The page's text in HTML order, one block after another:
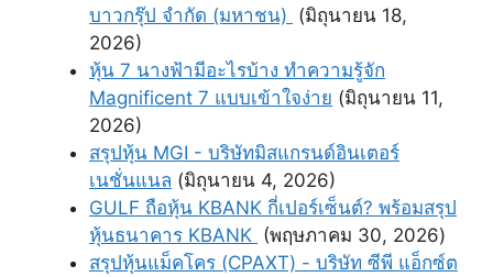
บาวกรุ๊ป จำกัด (มหาชน) (มิถุนายน 18,
2026)
หุ้น 7 นางฟ้ามีอะไรบ้าง ทำความรู้จัก
Magnificent 7 แบบเข้าใจง่าย (มิถุนายน 11,
2026)
สรุปหุ้น MGI - บริษัทมิสแกรนด์อินเตอร์
เนชั่นแนล (มิถุนายน 4, 2026)
GULF ถือหุ้น KBANK กี่เปอร์เซ็นต์? พร้อมสรุป
หุ้นธนาคาร KBANK (พฤษภาคม 30, 2026)
สรุปหุ้นแม็คโคร (CPAXT) - บริษัท ซีพี แอ็กซ์ต